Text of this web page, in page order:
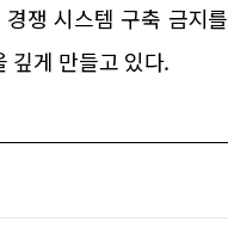
경쟁 시스템 구축 금지를
깊게 만들고 있다.